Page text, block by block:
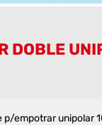
DOBLE
p/empotrar unipolar